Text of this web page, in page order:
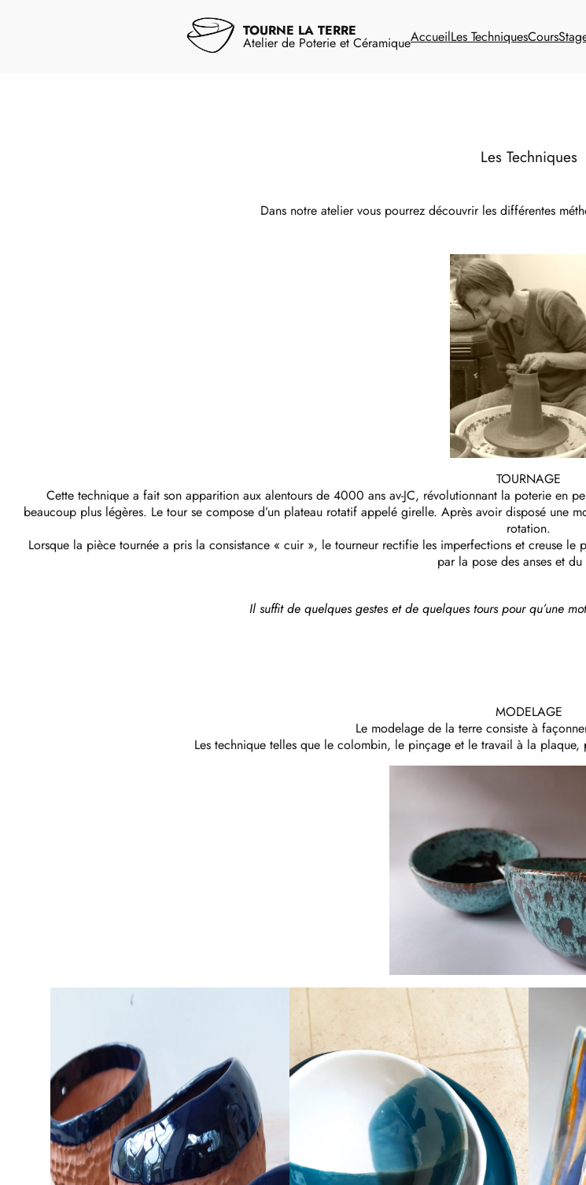
TOURNE LA TERRE
Atelier de Poterie et CéramiqueAccueilLes TechniquesCours
Les Techniques
Dans notre atelier vous pourrez découvrir les différentes
TOURNAGE
Cette technique a fait son apparition aux alentours de 4000 ans av-JC, révolutionnant la poterie en
beaucoup plus légères. Le tour se compose d’un plateau rotatif appelé girelle. Après avoir disposé une
rotation.
Lorsque la pièce tournée a pris la consistance « cuir », le tourneur rectifie les imperfections et creuse le
par la pose des anses et
Il suffit de quelques gestes et de quelques tours pour qu’une
MODELAGE
Le modelage de la terre consiste à
Les technique telles que le colombin, le pinçage et le travail à la